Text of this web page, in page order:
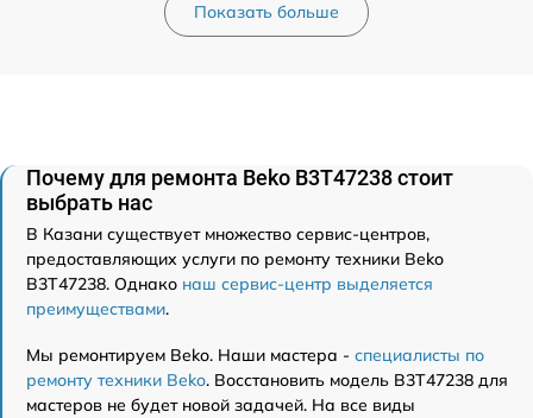
Показать больше
Почему для ремонта Beko B3T47238 стоит
выбрать нас
В Казани существует множество сервис-центров,
предоставляющих услуги по ремонту техники Beko
B3T47238. Однако наш сервис-центр выделяется
преимуществами.
Мы ремонтируем Beko. Наши мастера - специалисты по
ремонту техники Beko. Восстановить модель B3T47238 для
мастеров не будет новой задачей. На все виды